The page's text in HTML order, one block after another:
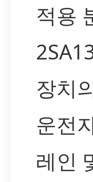
적용
장치
운전
레인